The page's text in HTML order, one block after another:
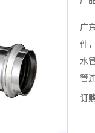
广
件
水
管
订